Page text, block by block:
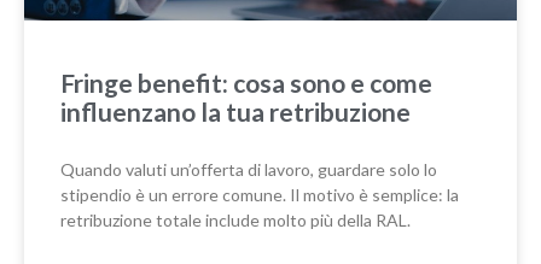
Fringe benefit: cosa sono e come
influenzano la tua retribuzione
Quando valuti un’offerta di lavoro, guardare solo lo
stipendio è un errore comune. Il motivo è semplice: la
retribuzione totale include molto più della RAL.